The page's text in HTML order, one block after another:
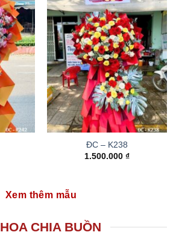
ĐC – K238
1.500.000 ₫
Xem thêm mẫu
HOA CHIA BUỒN